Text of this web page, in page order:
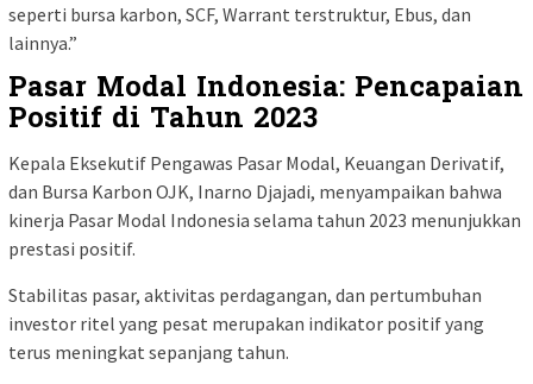
seperti bursa karbon, SCF, Warrant terstruktur, Ebus, dan
lainnya.”
Pasar Modal Indonesia: Pencapaian
Positif di Tahun 2023
Kepala Eksekutif Pengawas Pasar Modal, Keuangan Derivatif,
dan Bursa Karbon OJK, Inarno Djajadi, menyampaikan bahwa
kinerja Pasar Modal Indonesia selama tahun 2023 menunjukkan
prestasi positif.
Stabilitas pasar, aktivitas perdagangan, dan pertumbuhan
investor ritel yang pesat merupakan indikator positif yang
terus meningkat sepanjang tahun.